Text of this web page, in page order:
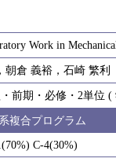
Work in
倉 義裕，石崎 繁利
前期・必修・2単位 (
複合プログラム
C-4(30%)